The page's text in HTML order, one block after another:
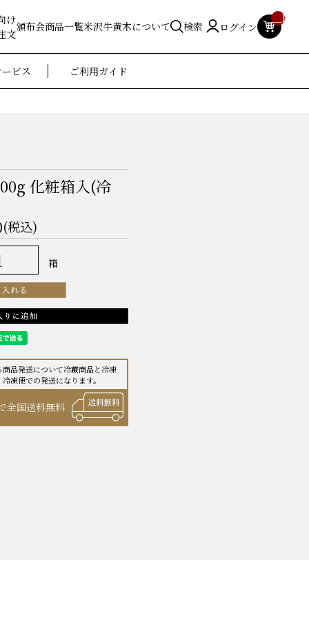
け
文
頒布会商品一覧米沢牛黄木について 検索 ログイン
ビス ご利用ガイド
化粧箱入(冷
(税込)
箱
品発送について冷蔵商品と冷凍
凍便での発送になります。
全国送料無料